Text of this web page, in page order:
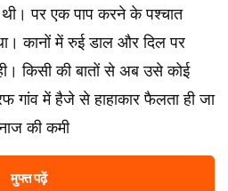
पर एक पाप करने के पश्चात
कानों में रुई डाल और दिल पर
किसी की बातों से अब उसे कोई
गांव में हैजे से हाहाकार फैलता ही जा
की कमी
मुफ्त पढ़ें